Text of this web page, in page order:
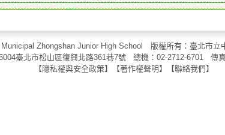
Municipal Zhongshan Junior High School 版權所有：臺北市
臺北市松山區復興北路361巷7號 總機：02-2712-6701 傳真
【隱私權與安全政策】【著作權聲明 】 【聯絡我們 】